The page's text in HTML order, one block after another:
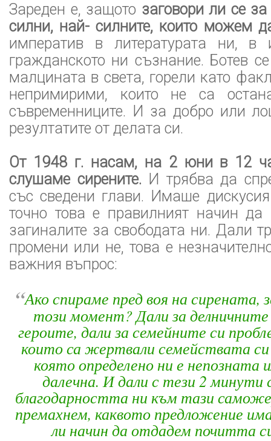
Зареден е, защото заговори ли се
силни, най- силните, които можем
императив в литературата ни, в
гражданското ни съзнание. Ботев
малцината в света, горели като
непримирими, които не са
съвременниците. И за добро или
резултатите от делата си.
От 1948 г. насам, на 2 юни в 12
слушаме сирените. И трябва да
със сведени глави. Имаше
точно това е правилният начин да
загиналите за свободата ни. Дали
промени или не, това е
важния въпрос:
“Ако спираме пред воя на сирената,
този момент? Дали за
героите, дали за семейните си
които са жертвали семействата
която определено ни е непозната
далечна. И дали с тези 2 минути
благодарността ни към тази
премахнем, каквото предложение
ли начин да отдадем почитта